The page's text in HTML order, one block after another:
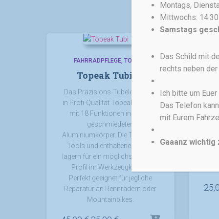
FAHRRADPFLEGE TOPEAK
Topeak Tubi 18
Das Präzisions-Tubeless-Tool
in Profi-Qualität Topeak Tubi 18
mit 18 Funktionen in einem
geschmiedeten
Aluminiumkörper. Die Tubeless-
Tools und enthaltenen Plugs
lagern für ein möglichst flaches
Profil im Werkzeugkörper.
Perfekt geeignet für jegliche
Reparatur an Rennrädern oder
Mountainbikes.
Montags,
Mittwochs:
Samstags
Das Schild mit
rechts neben der
Ich bitte um
Das Telefon
mit Eurem
Gaaanz wichtig